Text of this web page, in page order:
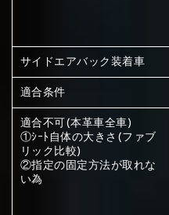
メイン生地は下記16種類
①Beige
ー選択くだ
サブ生地は下記16種類か
赤く塗られ
ください
刺繍は下記21種類からご
赤く塗られ
赤く塗られ
サイドエアバック装着車
適合条件
適合不可(本革車全車)
①ｼｰﾄ自体の大きさ(ファブ
リック比較)
②指定の固定方法が取れな
い為